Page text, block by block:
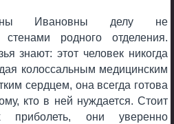
Ивановны делу не
стенами родного отделения.
знают: этот человек никогда
колоссальным медицинским
сердцем, она всегда готова
кто в ней нуждается. Стоит
приболеть, они уверенно